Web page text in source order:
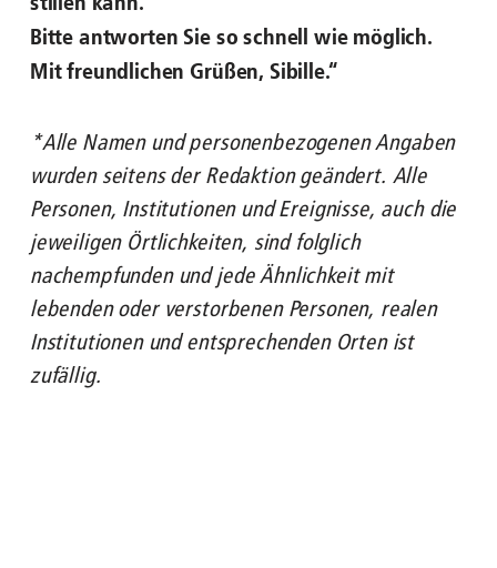
Bitte antworten Sie so schnell wie möglich.
Mit freundlichen Grüßen, Sibille.“
*Alle Namen und personenbezogenen Angaben
wurden seitens der Redaktion geändert. Alle
Personen, Institutionen und Ereignisse, auch die
jeweiligen Örtlichkeiten, sind folglich
nachempfunden und jede Ähnlichkeit mit
lebenden oder verstorbenen Personen, realen
Institutionen und entsprechenden Orten ist
zufällig.
Nachgefragt zu ...
ENGLISH FAHRGÄSTE BUS U-BAHN